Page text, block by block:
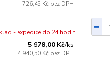
726,45 Kč bez DPH
5 978,00 Kč/ks
4 940,50 Kč bez DPH
- expedice do 24 hodin